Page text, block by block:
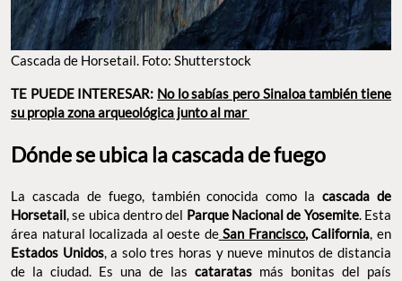
Cascada de Horsetail. Foto: Shutterstock
TE PUEDE INTERESAR: No lo sabías pero Sinaloa también tiene
su propia zona arqueológica junto al mar
Dónde se ubica la cascada de fuego
La cascada de fuego, también conocida como lacascada de
Horsetail, se ubica dentro del Parque Nacional de Yosemite. Esta
área natural localizada al oeste deSan Francisco, California, en
Estados Unidos, a solo tres horas y nueve minutos de distancia
de la ciudad. Es una de las cataratas más bonitas del país